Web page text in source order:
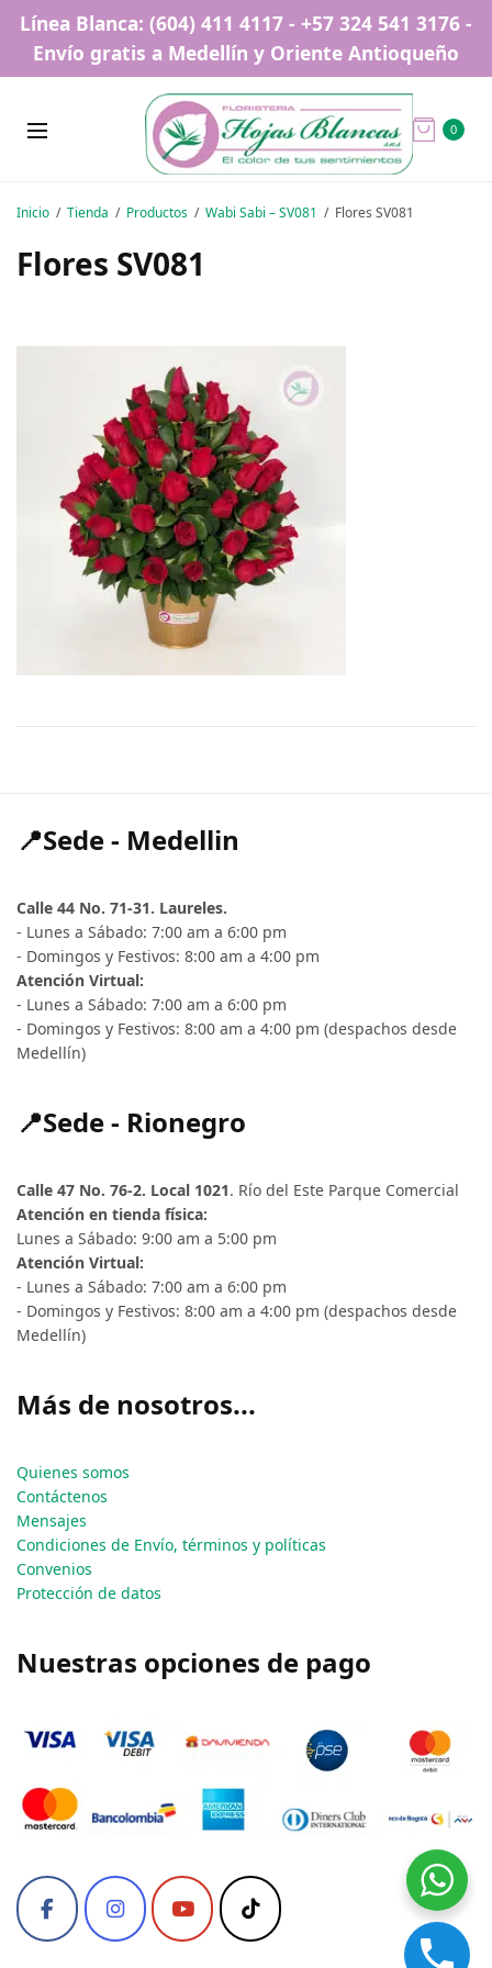
Línea Blanca: (604) 411 4117 - +57 324 541 3176 -
Envío gratis a Medellín y Oriente Antioqueño
0
Inicio Tienda Productos Wabi Sabi – SV081 Flores SV081
Flores SV081
📍Sede - Medellin
Calle 44 No. 71-31. Laureles.
- Lunes a Sábado: 7:00 am a 6:00 pm
- Domingos y Festivos: 8:00 am a 4:00 pm
Atención Virtual:
- Lunes a Sábado: 7:00 am a 6:00 pm
- Domingos y Festivos: 8:00 am a 4:00 pm (despachos desde
Medellín)
📍Sede - Rionegro
Calle 47 No. 76-2. Local 1021. Río del Este Parque Comercial
Atención en tienda física:
Lunes a Sábado: 9:00 am a 5:00 pm
Atención Virtual:
- Lunes a Sábado: 7:00 am a 6:00 pm
- Domingos y Festivos: 8:00 am a 4:00 pm (despachos desde
Medellín)
Más de nosotros...
Quienes somos
Contáctenos
Mensajes
Condiciones de Envío, términos y políticas
Convenios
Protección de datos
Nuestras opciones de pago